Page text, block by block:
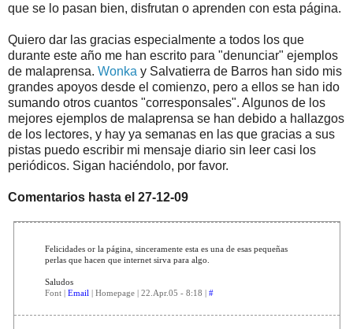
que se lo pasan bien, disfrutan o aprenden con esta página.
Quiero dar las gracias especialmente a todos los que
durante este año me han escrito para "denunciar" ejemplos
de malaprensa. Wonka y Salvatierra de Barros han sido mis
grandes apoyos desde el comienzo, pero a ellos se han ido
sumando otros cuantos "corresponsales". Algunos de los
mejores ejemplos de malaprensa se han debido a hallazgos
de los lectores, y hay ya semanas en las que gracias a sus
pistas puedo escribir mi mensaje diario sin leer casi los
periódicos. Sigan haciéndolo, por favor.
Comentarios hasta el 27-12-09
Felicidades or la página, sinceramente esta es una de esas pequeñas
perlas que hacen que internet sirva para algo.
Saludos
Font | Email | Homepage | 22.Apr.05 - 8:18 | #